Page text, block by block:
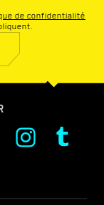
de confidentialité